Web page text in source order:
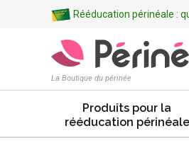
Rééducation périnéale :
La Boutique du périnée
Produits pour la
rééducation périnéale